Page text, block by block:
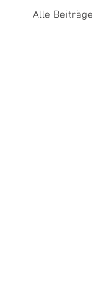
Alle Beiträge